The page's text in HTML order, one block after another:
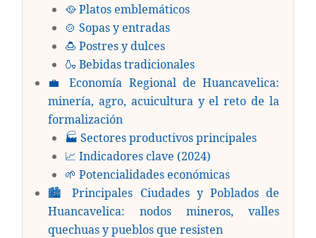
🥘 Platos emblemáticos
🍲 Sopas y entradas
🍮 Postres y dulces
🍶 Bebidas tradicionales
💼 Economía Regional de Huancavelica:
minería, agro, acuicultura y el reto de la
formalización
🏭 Sectores productivos principales
📈 Indicadores clave (2024)
🌱 Potencialidades económicas
🏙️ Principales Ciudades y Poblados de
Huancavelica: nodos mineros, valles
quechuas y pueblos que resisten